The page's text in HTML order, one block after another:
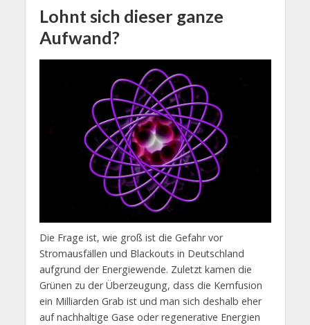
Lohnt sich dieser ganze
Aufwand?
Die Frage ist, wie groß ist die Gefahr vor
Stromausfällen und Blackouts in Deutschland
aufgrund der Energiewende. Zuletzt kamen die
Grünen zu der Überzeugung, dass die Kernfusion
ein Milliarden Grab ist und man sich deshalb eher
auf nachhaltige Gase oder regenerative Energien